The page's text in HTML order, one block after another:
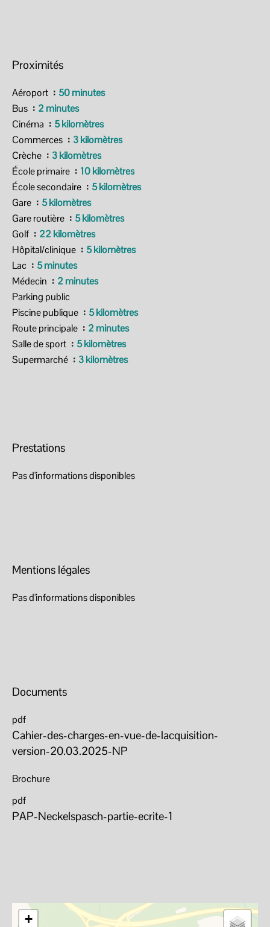
Proximités
Aéroport
50 minutes
Bus
2 minutes
Cinéma
5 kilomètres
Commerces
3 kilomètres
Crèche
3 kilomètres
École primaire
10 kilomètres
École secondaire
5 kilomètres
Gare
5 kilomètres
Gare routière
5 kilomètres
Golf
22 kilomètres
Hôpital/clinique
5 kilomètres
Lac
5 minutes
Médecin
2 minutes
Parking public
Piscine publique
5 kilomètres
Route principale
2 minutes
Salle de sport
5 kilomètres
Supermarché
3 kilomètres
Prestations
Pas d'informations disponibles
Mentions légales
Pas d'informations disponibles
Documents
pdf
Cahier-des-charges-en-vue-de-lacquisition-
version-20.03.2025-NP
Brochure
pdf
PAP-Neckelspasch-partie-ecrite-1
+